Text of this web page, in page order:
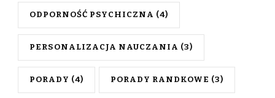
ODPORNOŚĆ PSYCHICZNA (4)
PERSONALIZACJA NAUCZANIA (3)
PORADY (4) PORADY RANDKOWE (3)